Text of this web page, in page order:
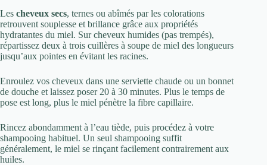
Les cheveux secs, ternes ou abîmés par les colorations
retrouvent souplesse et brillance grâce aux propriétés
hydratantes du miel. Sur cheveux humides (pas trempés),
répartissez deux à trois cuillères à soupe de miel des longueurs
jusqu’aux pointes en évitant les racines.
Enroulez vos cheveux dans une serviette chaude ou un bonnet
de douche et laissez poser 20 à 30 minutes. Plus le temps de
pose est long, plus le miel pénètre la fibre capillaire.
Rincez abondamment à l’eau tiède, puis procédez à votre
shampooing habituel. Un seul shampooing suffit
généralement, le miel se rinçant facilement contrairement aux
huiles.